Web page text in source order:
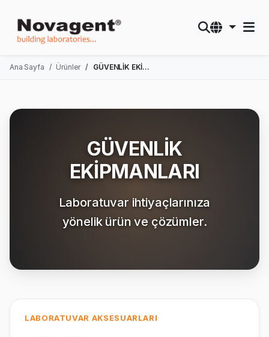
Ana Sayfa Ürünler GÜVENLİK EKİPMANLARI
GÜVENLİK
EKİPMANLARI
Laboratuvar ihtiyaçlarınıza
yönelik ürün ve çözümler.
LABORATUVAR AKSESUARLARI